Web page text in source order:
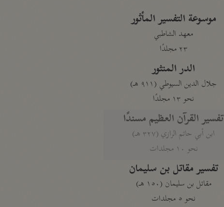
موسوعة التفسير المأثور
معهد الشاطبي
٢٣ مجلدًا
الدر المنثور
جلال الدين السيوطي (٩١١ هـ)
نحو ١٣ مجلدًا
تفسير القرآن العظيم مسندًا
ابن أبي حاتم الرازي (٣٢٧ هـ)
نحو ١٠ مجلدات
تفسير مقاتل بن سليمان
مقاتل بن سليمان (١٥٠ هـ)
نحو ٥ مجلدات